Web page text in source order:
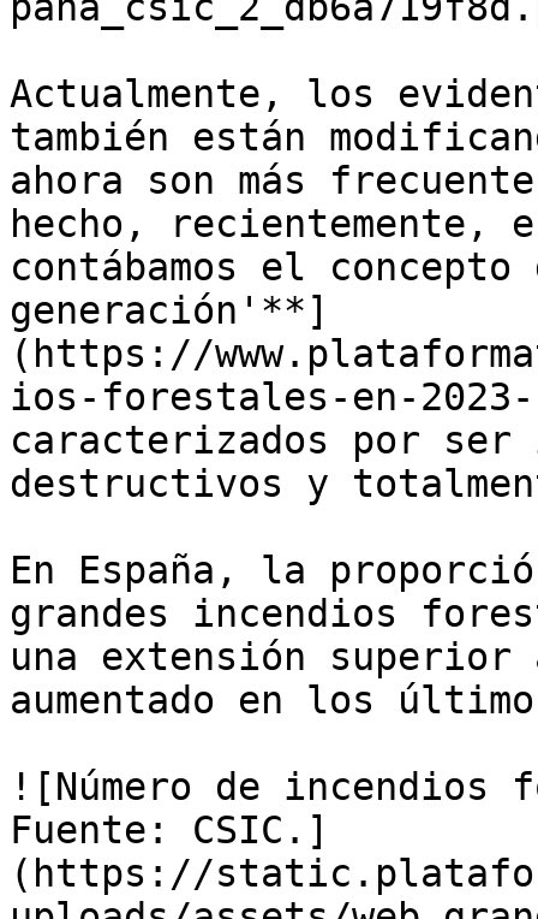
Actualmente, los
también están
ahora son más
hecho, recientemente,
contábamos el
generación'**]
(https://
ios-forestales-en-
caracterizados por ser
destructivos y
En España, la
grandes incendios
una extensión superior
aumentado en los
![Número de incendios
Fuente: CSIC.]
(https://